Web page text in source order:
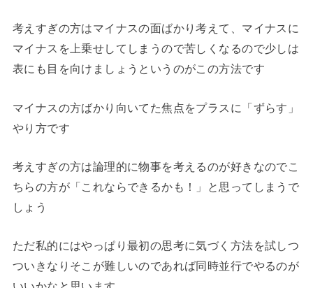
考えすぎの方はマイナスの面ばかり考えて、マイナスに
マイナスを上乗せしてしまうので苦しくなるので少しは
表にも目を向けましょうというのがこの方法です
マイナスの方ばかり向いてた焦点をプラスに「ずらす」
やり方です
考えすぎの方は論理的に物事を考えるのが好きなのでこ
ちらの方が「これならできるかも！」と思ってしまうで
しょう
ただ私的にはやっぱり最初の思考に気づく方法を試しつ
ついきなりそこが難しいのであれば同時並行でやるのが